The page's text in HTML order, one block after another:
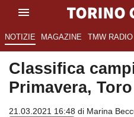
NOTIZIE MAGAZINE TMW RADIO
Classifica
Primavera,
21.03.2021 16:48 di Marina